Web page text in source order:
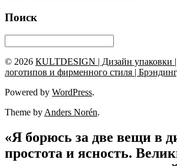
Поиск
© 2026 КULTDESIGN | Дизайн упаковки |
логотипов и фирменного стиля | Брэндинг
Powered by WordPress.
Theme by Anders Norén.
«Я борюсь за две вещи в
простота и ясность.